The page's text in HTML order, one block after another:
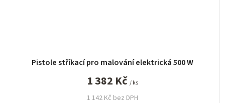
Pistole stříkací pro malování elektrická 500 W
1 142 Kč bez DPH
1 382 Kč / ks